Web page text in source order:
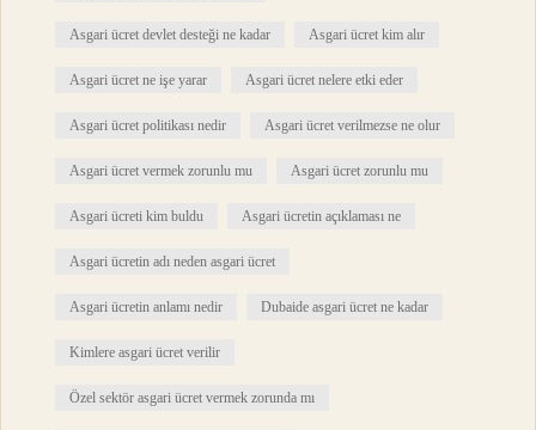
Asgari ücret devlet desteği ne kadar Asgari ücret kim alır
Asgari ücret ne işe yarar Asgari ücret nelere etki eder
Asgari ücret politikası nedir Asgari ücret verilmezse ne olur
Asgari ücret vermek zorunlu mu Asgari ücret zorunlu mu
Asgari ücreti kim buldu Asgari ücretin açıklaması ne
Asgari ücretin adı neden asgari ücret
Asgari ücretin anlamı nedir Dubaide asgari ücret ne kadar
Kimlere asgari ücret verilir
Özel sektör asgari ücret vermek zorunda mı